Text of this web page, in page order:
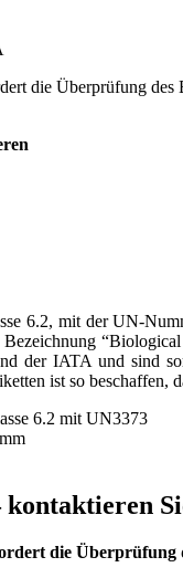
die Überprüfung des
6.2, mit der UN-
IATA und sind
ist so beschaffen,
6.2 mit UN3373
die Überprüfung